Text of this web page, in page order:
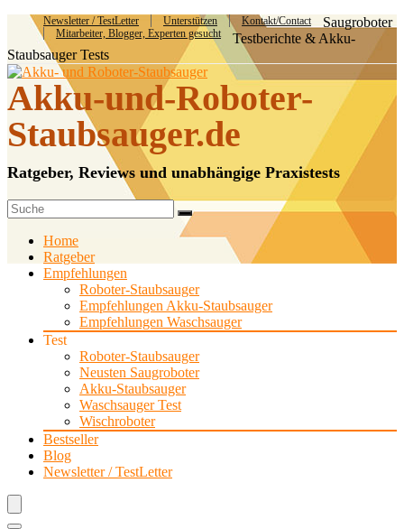
Newsletter / TestLetter Unterstützen
Kontakt/Contact
Mitarbeiter, Blogger, Experten gesucht
Saugroboter
Testberichte & Akku-
Staubsauger Tests
Akku-und-Roboter-
Staubsauger.de
Ratgeber, Reviews und unabhängige Praxistests
Home
Ratgeber
Empfehlungen
Roboter-Staubsauger
Empfehlungen Akku-Staubsauger
Empfehlungen Waschsauger
Test
Roboter-Staubsauger
Neusten Saugroboter
Akku-Staubsauger
Waschsauger Test
Wischroboter
Bestseller
Blog
Newsletter / TestLetter